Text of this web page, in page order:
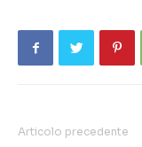
Articolo precedente